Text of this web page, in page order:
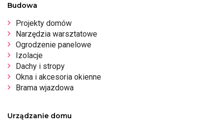
Budowa
Projekty domów
Narzędzia warsztatowe
Ogrodzenie panelowe
Izolacje
Dachy i stropy
Okna i akcesoria okienne
Brama wjazdowa
Urządzanie domu